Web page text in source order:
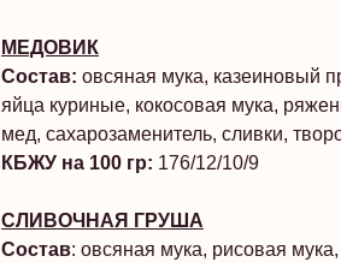
МЕДОВИК
Состав: овсяная мука, казеиновый
яйца куриные, кокосовая мука,
мед, сахарозаменитель, сливки,
КБЖУ на 100 гр: 176/12/10/9
СЛИВОЧНАЯ ГРУША
Состав: овсяная мука, рисовая